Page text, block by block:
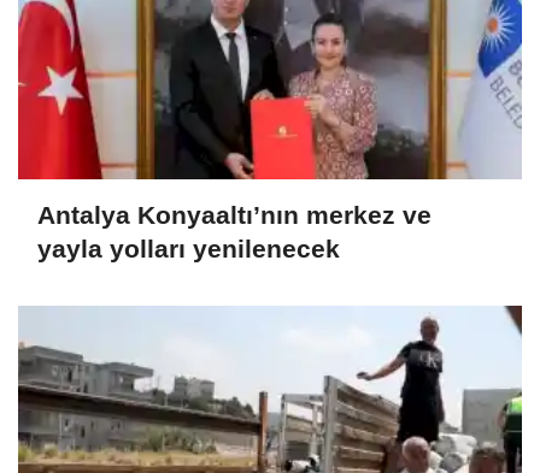
Antalya Konyaaltı’nın merkez ve
yayla yolları yenilenecek